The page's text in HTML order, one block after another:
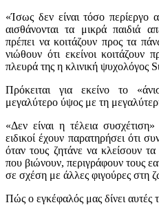
«Ίσως δεν είναι τόσο περίεργο
αισθάνονται τα μικρά παιδιά
πρέπει να κοιτάζουν προς τα
νιώθουν ότι εκείνοι
πλευρά της η κλινική ψυχολόγος
Πρόκειται για εκείνο το
μεγαλύτερο ύψος με τη
«Δεν είναι η τέλεια
ειδικοί έχουν παρατηρήσει ότι
όταν τους ζητάνε να κλείσουν
που βιώνουν, περιγράφουν τους
σε σχέση με άλλες φιγούρες στη
Πώς ο εγκέφαλός μας δίνει αυτές